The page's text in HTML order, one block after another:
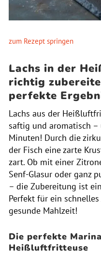
zum Rezept springen
Lachs in der
richtig
perfekte
Lachs aus der
saftig und aromatisch
Minuten! Durch die
der Fisch eine zarte
zart. Ob mit einer
Senf-Glasur oder ganz
– die Zubereitung ist
Perfekt für ein
gesunde Mahlzeit!
Die perfekte
Heißluftfritteuse